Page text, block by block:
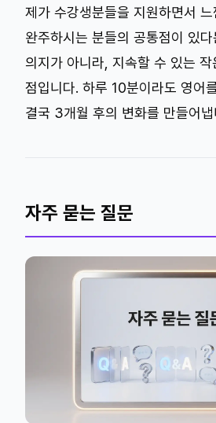
제가 수강생분들을 지원하면서
완주하시는 분들의 공통점이 있
의지가 아니라, 지속할 수 있는
점입니다. 하루 10분이라도 영어
결국 3개월 후의 변화를 만들어냅
자주 묻는 질문